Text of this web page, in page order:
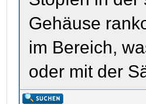
Gehäuse
im Bereich,
oder mit der